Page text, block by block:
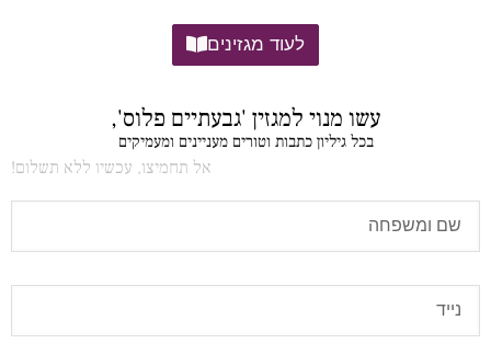
לעוד מגזינים
עשו מנוי למגזין 'גבעתיים פלוס',
בכל גיליון כתבות וטורים מעניינים ומעמיקים
אל תחמיצו, עכשיו ללא תשלום!